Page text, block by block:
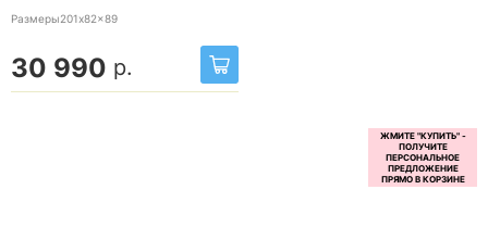
Размеры201x82x89
30 990 р.